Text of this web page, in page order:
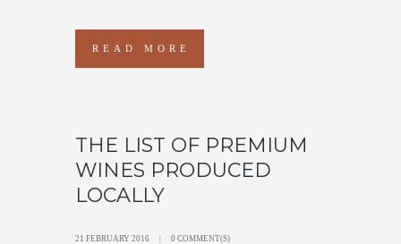
READ MORE
THE LIST OF PREMIUM
WINES PRODUCED
LOCALLY
21 FEBRUARY 2016 0 COMMENT(S)